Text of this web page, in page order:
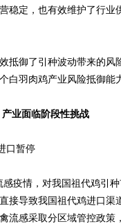
稳定，也有效维护了行业
御了引种波动带来的风
白羽肉鸡产业风险抵御能
业面临阶段性挑战
口暂停
情，对我国祖代鸡引种
接导致我国祖代鸡进口渠
流感采取分区域管控政